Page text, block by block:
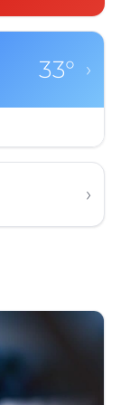
33° ›
›